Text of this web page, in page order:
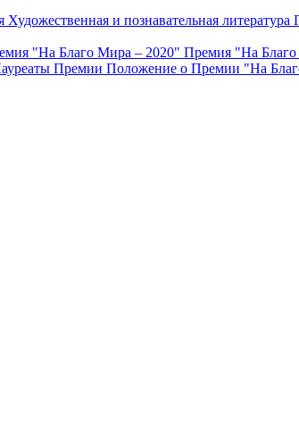
Художественная и познавательная литература
"На Благо Мира – 2020" Премия "На
Премии Положение о Премии "На